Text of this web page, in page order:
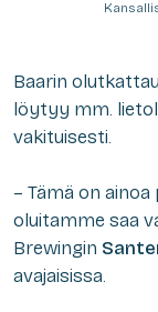
Baarin
löytyy mm.
vakituisesti.
– Tämä on
oluitamme saa
Brewingin
avajaisissa.